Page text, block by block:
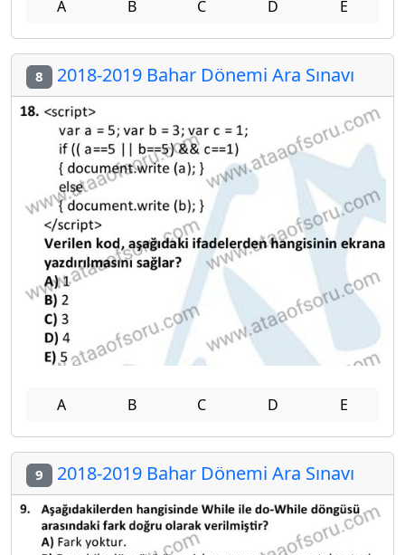
A B C D E
8 2018-2019 Bahar Dönemi Ara Sınavı
A B C D E
9 2018-2019 Bahar Dönemi Ara Sınavı